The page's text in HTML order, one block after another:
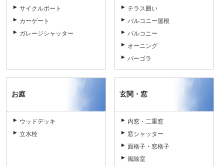
サイクルポート
カーゲート
ガレージシャッター
テラス囲い
バルコニー屋根
バルコニー
オーニング
パーゴラ
お庭
ウッドデッキ
立水栓
玄関・窓
内窓・二重窓
窓シャッター
面格子・窓格子
風除室